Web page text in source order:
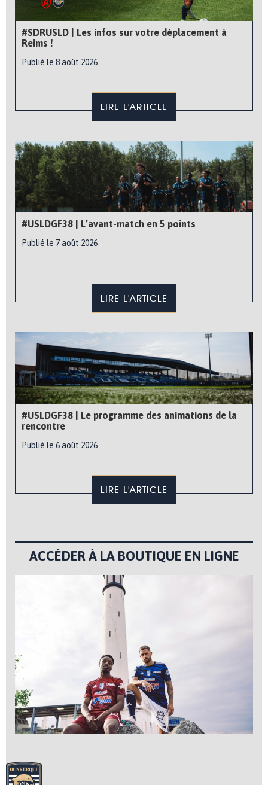
#SDRUSLD | Les infos sur votre déplacement à
Reims !
Publié le 8 août 2026
LIRE L'ARTICLE
#USLDGF38 | L’avant-match en 5 points
Publié le 7 août 2026
LIRE L'ARTICLE
#USLDGF38 | Le programme des animations de la
rencontre
Publié le 6 août 2026
LIRE L'ARTICLE
ACCÉDER À LA BOUTIQUE EN LIGNE